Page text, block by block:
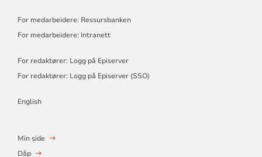
For medarbeidere: Ressursbanken
For medarbeidere: Intranett
For redaktører: Logg på Episerver
For redaktører: Logg på Episerver (SSO)
English
Min side
Dåp